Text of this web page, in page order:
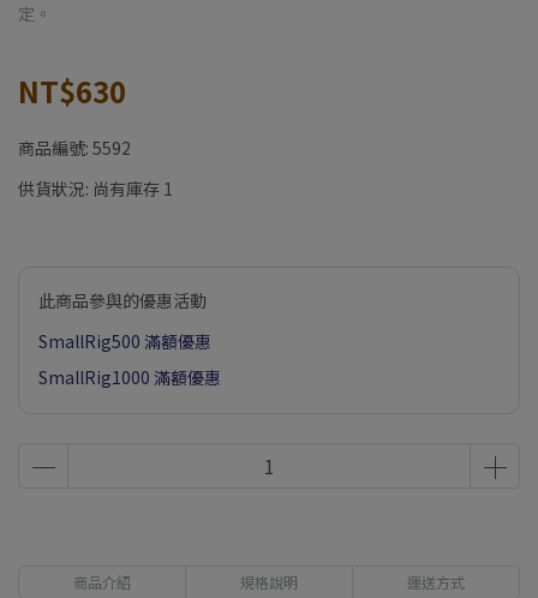
定。
NT$630
商品編號: 5592
供貨狀況: 尚有庫存 1
此商品參與的優惠活動
SmallRig500 滿額優惠
SmallRig1000 滿額優惠
商品介紹 規格說明 運送方式